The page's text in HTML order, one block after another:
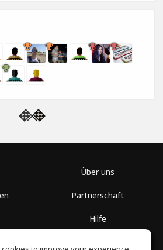
Über uns
Partnerschaft
Hilfe